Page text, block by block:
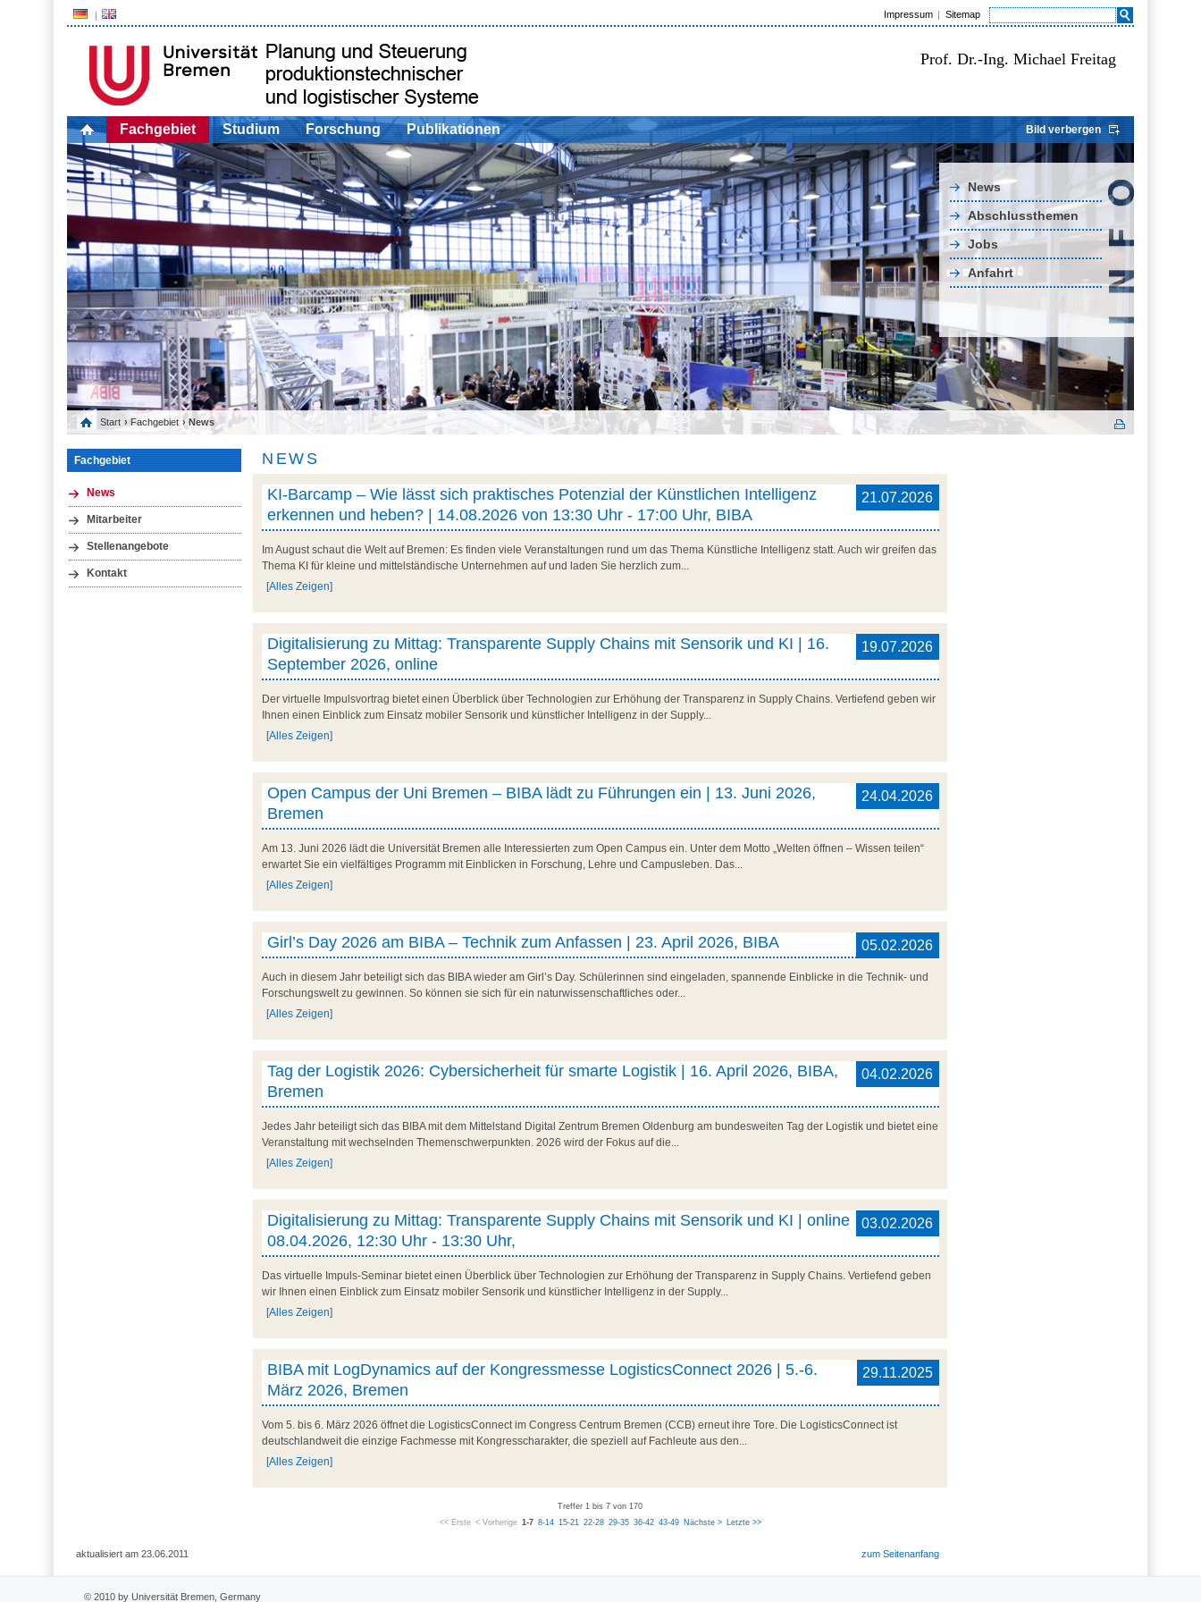
Impressum Sitemap
Prof. Dr.-Ing. Michael Freitag
Fachgebiet Studium Forschung Publikationen Bild verbergen
News
Abschlussthemen
Jobs
Anfahrt
Start › Fachgebiet › News
Fachgebiet
News
Mitarbeiter
Stellenangebote
Kontakt
NEWS
21.07.2026
KI-Barcamp – Wie lässt sich praktisches Potenzial der Künstlichen Intelligenz
erkennen und heben? | 14.08.2026 von 13:30 Uhr - 17:00 Uhr, BIBA
Im August schaut die Welt auf Bremen: Es finden viele Veranstaltungen rund um das Thema Künstliche Intelligenz statt. Auch wir greifen das
Thema KI für kleine und mittelständische Unternehmen auf und laden Sie herzlich zum...
[Alles Zeigen]
19.07.2026
Digitalisierung zu Mittag: Transparente Supply Chains mit Sensorik und KI | 16.
September 2026, online
Der virtuelle Impulsvortrag bietet einen Überblick über Technologien zur Erhöhung der Transparenz in Supply Chains. Vertiefend geben wir
Ihnen einen Einblick zum Einsatz mobiler Sensorik und künstlicher Intelligenz in der Supply...
[Alles Zeigen]
24.04.2026
Open Campus der Uni Bremen – BIBA lädt zu Führungen ein | 13. Juni 2026,
Bremen
Am 13. Juni 2026 lädt die Universität Bremen alle Interessierten zum Open Campus ein. Unter dem Motto „Welten öffnen – Wissen teilen“
erwartet Sie ein vielfältiges Programm mit Einblicken in Forschung, Lehre und Campusleben. Das...
[Alles Zeigen]
05.02.2026
Girl’s Day 2026 am BIBA – Technik zum Anfassen | 23. April 2026, BIBA
Auch in diesem Jahr beteiligt sich das BIBA wieder am Girl’s Day. Schülerinnen sind eingeladen, spannende Einblicke in die Technik- und
Forschungswelt zu gewinnen. So können sie sich für ein naturwissenschaftliches oder...
[Alles Zeigen]
04.02.2026
Tag der Logistik 2026: Cybersicherheit für smarte Logistik | 16. April 2026, BIBA,
Bremen
Jedes Jahr beteiligt sich das BIBA mit dem Mittelstand Digital Zentrum Bremen Oldenburg am bundesweiten Tag der Logistik und bietet eine
Veranstaltung mit wechselnden Themenschwerpunkten. 2026 wird der Fokus auf die...
[Alles Zeigen]
03.02.2026
Digitalisierung zu Mittag: Transparente Supply Chains mit Sensorik und KI | online
08.04.2026, 12:30 Uhr - 13:30 Uhr,
Das virtuelle Impuls-Seminar bietet einen Überblick über Technologien zur Erhöhung der Transparenz in Supply Chains. Vertiefend geben
wir Ihnen einen Einblick zum Einsatz mobiler Sensorik und künstlicher Intelligenz in der Supply...
[Alles Zeigen]
29.11.2025
BIBA mit LogDynamics auf der Kongressmesse LogisticsConnect 2026 | 5.-6.
März 2026, Bremen
Vom 5. bis 6. März 2026 öffnet die LogisticsConnect im Congress Centrum Bremen (CCB) erneut ihre Tore. Die LogisticsConnect ist
deutschlandweit die einzige Fachmesse mit Kongresscharakter, die speziell auf Fachleute aus den...
[Alles Zeigen]
Treffer 1 bis 7 von 170
<< Erste < Vorherige 1-7 8-14 15-21 22-28 29-35 36-42 43-49 Nächste > Letzte >>
aktualisiert am 23.06.2011 zum Seitenanfang
© 2010 by Universität Bremen, Germany